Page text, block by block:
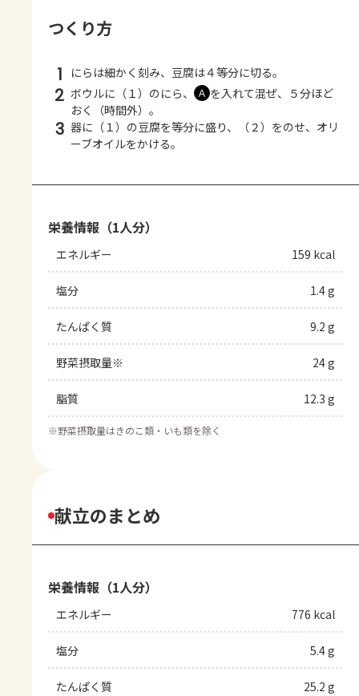
つくり方
1 にらは細かく刻み、豆腐は４等分に切る。
2 ボウルに（１）のにら、 Ａ を入れて混ぜ、５分ほど
おく（時間外）。
3 器に（１）の豆腐を等分に盛り、（２）をのせ、オリ
ーブオイルをかける。
栄養情報（1人分）
エネルギー 159 kcal
塩分 1.4 g
たんぱく質 9.2 g
野菜摂取量※ 24 g
脂質 12.3 g
※野菜摂取量はきのこ類・いも類を除く
献立のまとめ
栄養情報（1人分）
エネルギー 776 kcal
塩分 5.4 g
たんぱく質 25.2 g